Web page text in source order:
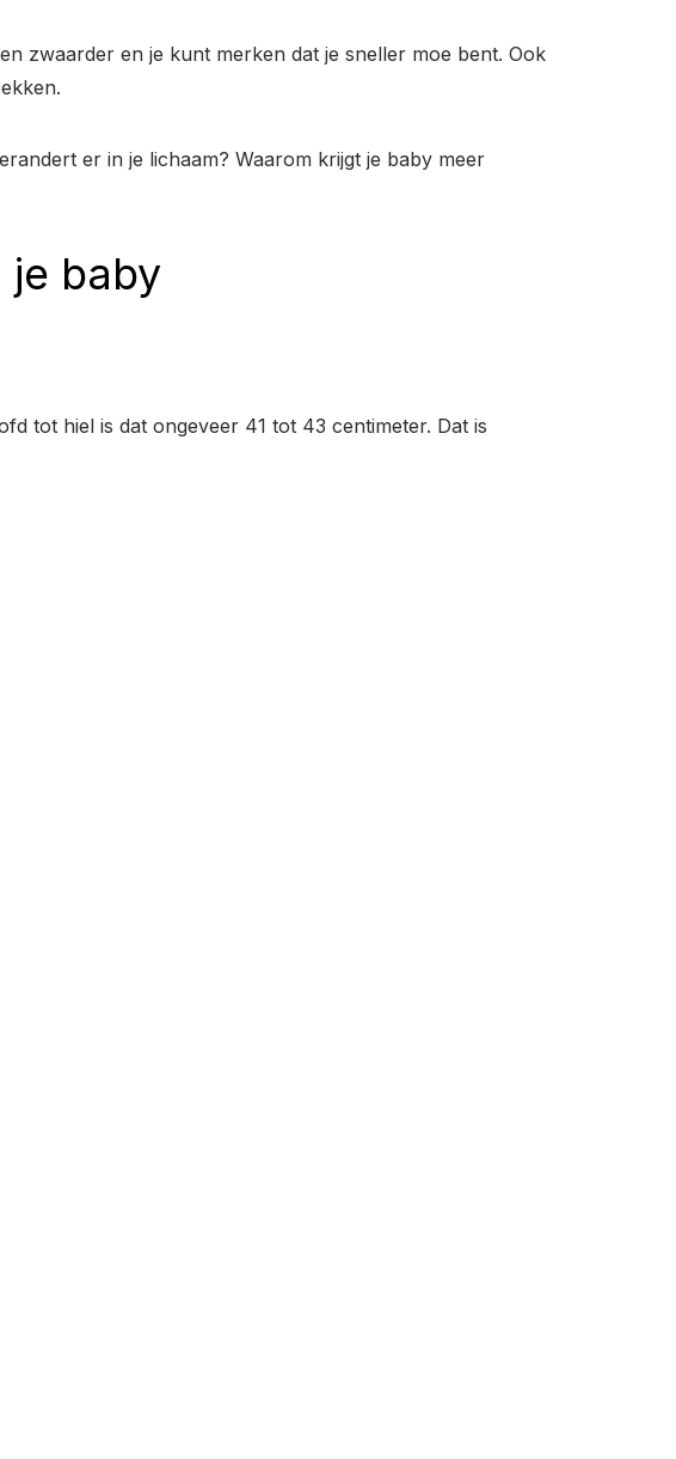
zwaarder en je kunt merken dat je sneller moe bent. Ook
er in je lichaam? Waarom krijgt je baby meer
baby
tot hiel is dat ongeveer 41 tot 43 centimeter. Dat is